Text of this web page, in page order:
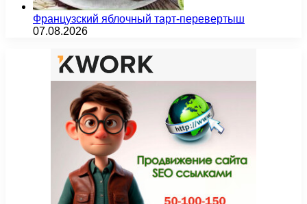
Французский яблочный тарт-перевертыш
07.08.2026